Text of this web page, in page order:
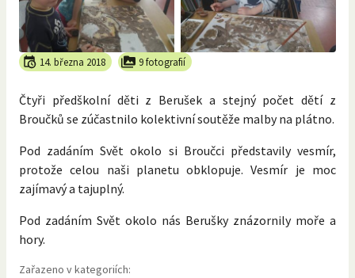
14. března 2018 9 fotografií
Čtyři předškolní děti z Berušek a stejný počet dětí z
Broučků se zúčastnilo kolektivní soutěže malby na plátno.
Pod zadáním Svět okolo si Broučci představily vesmír,
protože celou naši planetu obklopuje. Vesmír je moc
zajímavý a tajuplný.
Pod zadáním Svět okolo nás Berušky znázornily moře a
hory.
Zařazeno v kategoriích: